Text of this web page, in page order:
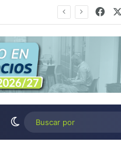
Switch skin